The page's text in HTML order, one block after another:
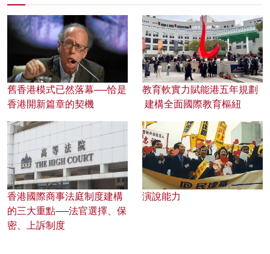
舊香港模式已然落幕──恰是
香港開新篇章的契機
教育軟實力賦能港五年規劃
建構全面國際教育樞紐
香港國際商事法庭制度建構
的三大重點──法官選擇、保
密、上訴制度
演說能力